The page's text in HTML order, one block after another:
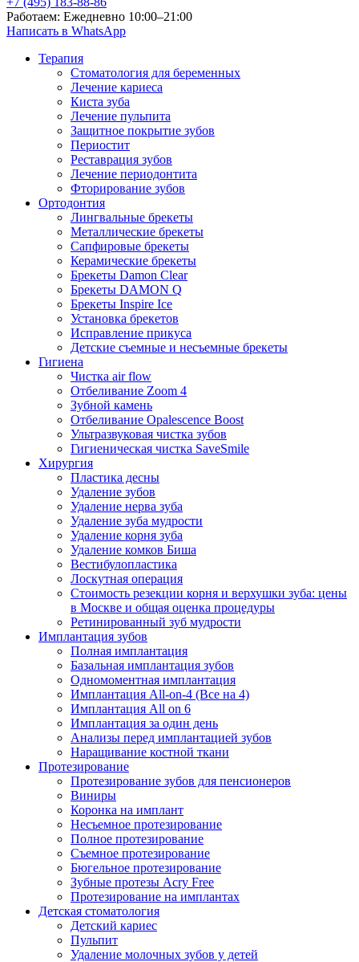
Работаем: Ежедневно 10:00–21:00
Написать в WhatsApp
Терапия
Стоматология для беременных
Лечение кариеса
Киста зуба
Лечение пульпита
Защитное покрытие зубов
Периостит
Реставрация зубов
Лечение периодонтита
Фторирование зубов
Ортодонтия
Лингвальные брекеты
Металлические брекеты
Сапфировые брекеты
Керамические брекеты
Брекеты Damon Clear
Брекеты DAMON Q
Брекеты Inspire Ice
Установка брекетов
Исправление прикуса
Детские съемные и несъемные брекеты
Гигиена
Чистка air flow
Отбеливание Zoom 4
Зубной камень
Отбеливание Opalescence Boost
Ультразвуковая чистка зубов
Гигиеническая чистка SaveSmile
Хирургия
Пластика десны
Удаление зубов
Удаление нерва зуба
Удаление зуба мудрости
Удаление корня зуба
Удаление комков Биша
Вестибулопластика
Лоскутная операция
Стоимость резекции корня и верхушки зуба: цены
в Москве и общая оценка процедуры
Ретинированный зуб мудрости
Имплантация зубов
Полная имплантация
Базальная имплантация зубов
Одномоментная имплантация
Имплантация All-on-4 (Все на 4)
Имплантация All on 6
Имплантация за один день
Анализы перед имплантацией зубов
Наращивание костной ткани
Протезирование
Протезирование зубов для пенсионеров
Виниры
Коронка на имплант
Несъемное протезирование
Полное протезирование
Съемное протезирование
Бюгельное протезирование
Зубные протезы Acry Free
Протезирование на имплантах
Детская стоматология
Детский кариес
Пульпит
Удаление молочных зубов у детей